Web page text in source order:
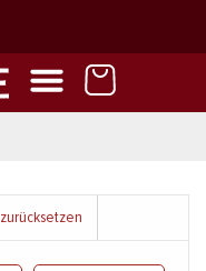
zurücksetzen